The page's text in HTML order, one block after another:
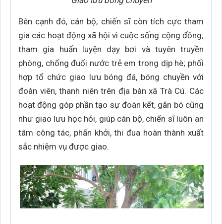
Bên cạnh đó, cán bộ, chiến sĩ còn tích cực tham
gia các hoạt động xã hội vì cuộc sống cộng đồng;
tham gia huấn luyện dạy bơi và tuyên truyền
phòng, chống đuối nước trẻ em trong dịp hè; phối
hợp tổ chức giao lưu bóng đá, bóng chuyền với
đoàn viên, thanh niên trên địa bàn xã Trà Cú. Các
hoạt động góp phần tạo sự đoàn kết, gắn bó cũng
như giao lưu học hỏi, giúp cán bộ, chiến sĩ luôn an
tâm công tác, phấn khởi, thi đua hoàn thành xuất
sắc nhiệm vụ được giao.